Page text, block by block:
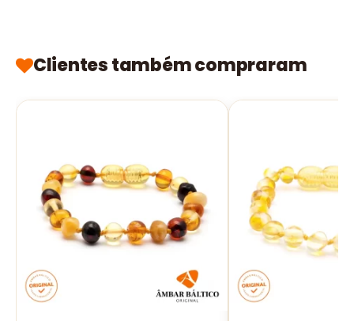
Clientes também compraram